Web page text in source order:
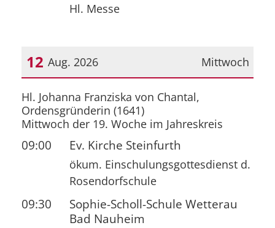
Hl. Messe
Mittwoch
12 Aug. 2026
Datum: 12. August 2026
Hl. Johanna Franziska von Chantal,
Ordensgründerin (1641)
Mittwoch der 19. Woche im Jahreskreis
09:00 Ev. Kirche Steinfurth
ökum. Einschulungsgottesdienst d.
Rosendorfschule
09:30
Sophie-Scholl-Schule Wetterau
Bad Nauheim